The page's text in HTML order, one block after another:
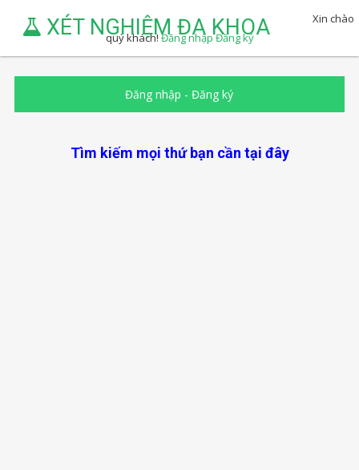
XÉT NGHIỆM ĐA KHOA
Xin chào
quý khách!Đăng nhậpĐăng ký
Đăng nhập -Đăng ký
Tìm kiếm mọi thứ bạn cần tại đây